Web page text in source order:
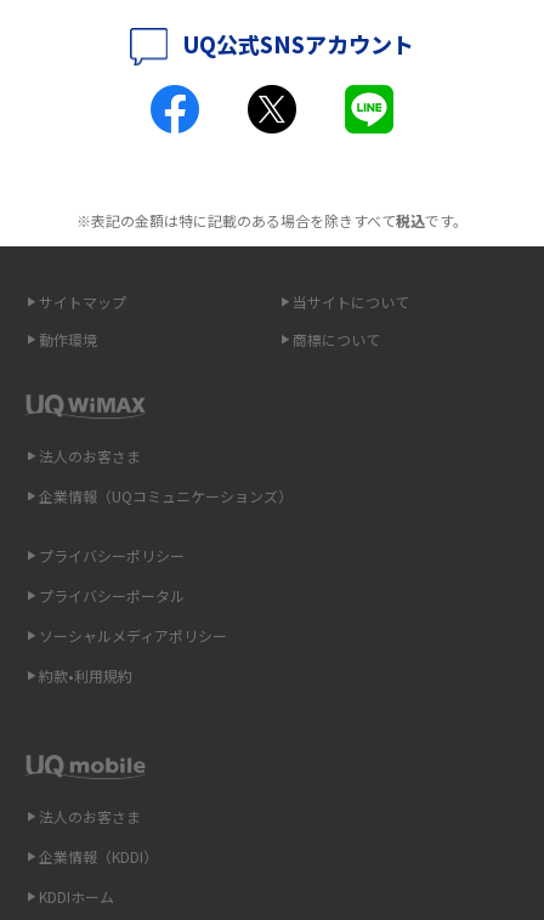
ポケット型Wi-Fiとは？通信の仕組みやメリット・デメリットを解説
工事不要！置くだけWi-Fiの特徴は？メリット・デメリットや選び方を解説
介
ポケット型Wi-Fi（モバイルWi-Fi）とは？おススメする方の特徴や選び方を
点も解説
ギガバイト（GB）とは？1GBの目安やギガが足りない時の対処法を紹介
Wi-Fiを自宅に設置する方法は？必要なことやポイントも紹介
光ファイバーとは？仕組みやメリット・デメリットを初心者向けにわかり
やすく解説
UQ公式SNSアカウント
※表記の金額は特に記載のある場合を除きすべて税込です。
サイトマップ
当サイトについて
動作環境
商標について
法人のお客さま
企業情報（KDDI）
KDDIホーム
法人のお客さま
企業情報（UQコミュニケーションズ）
プライバシーポリシー
プライバシーポータル
ソーシャルメディアポリシー
約款•利用規約